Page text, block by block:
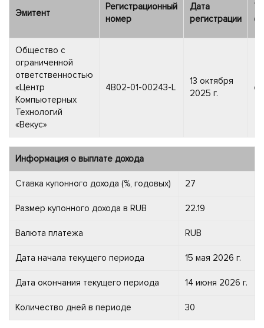
Эмитент
Регистрационный
номер
Дата
регистрации
Общество с
ограниченной
ответственностью
«Центр
Компьютерных
Технологий
«Векус»
4B02-01-00243-L
13 октября
2025 г.
Информация о выплате дохода
Ставка купонного дохода (%, годовых) 27
Размер купонного дохода в RUB 22.19
Валюта платежа RUB
Дата начала текущего периода 15 мая 2026 г.
Дата окончания текущего периода 14 июня 2026 г.
Количество дней в периоде 30